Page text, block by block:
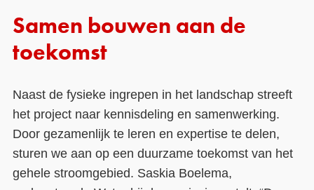
Samen bouwen aan de
toekomst
Naast de fysieke ingrepen in het landschap streeft
het project naar kennisdeling en samenwerking.
Door gezamenlijk te leren en expertise te delen,
sturen we aan op een duurzame toekomst van het
gehele stroomgebied. Saskia Boelema,